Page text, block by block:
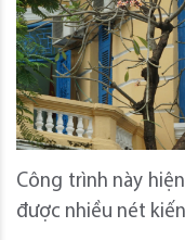
Công trình này
được nhiều nét